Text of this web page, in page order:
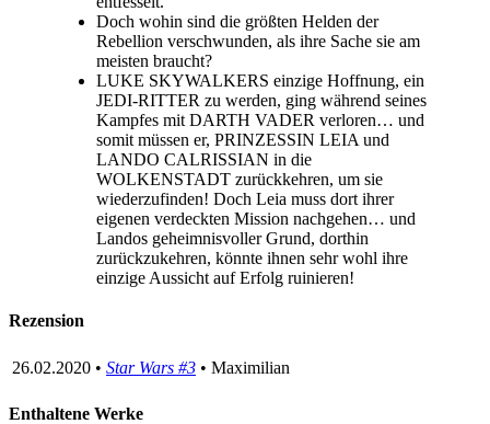
Doch wohin sind die größten Helden der
Rebellion verschwunden, als ihre Sache sie am
meisten braucht?
LUKE SKYWALKERS einzige Hoffnung, ein
JEDI-RITTER zu werden, ging während seines
Kampfes mit DARTH VADER verloren… und
somit müssen er, PRINZESSIN LEIA und
LANDO CALRISSIAN in die
WOLKENSTADT zurückkehren, um sie
wiederzufinden! Doch Leia muss dort ihrer
eigenen verdeckten Mission nachgehen… und
Landos geheimnisvoller Grund, dorthin
zurückzukehren, könnte ihnen sehr wohl ihre
einzige Aussicht auf Erfolg ruinieren!
Rezension
26.02.2020 • Star Wars #3 • Maximilian
Enthaltene Werke